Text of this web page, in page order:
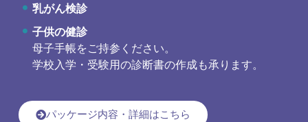
乳がん検診
子供の健診
母子手帳をご持参ください。
学校入学・受験用の診断書の作成も承ります。
パッケージ内容・詳細はこちら